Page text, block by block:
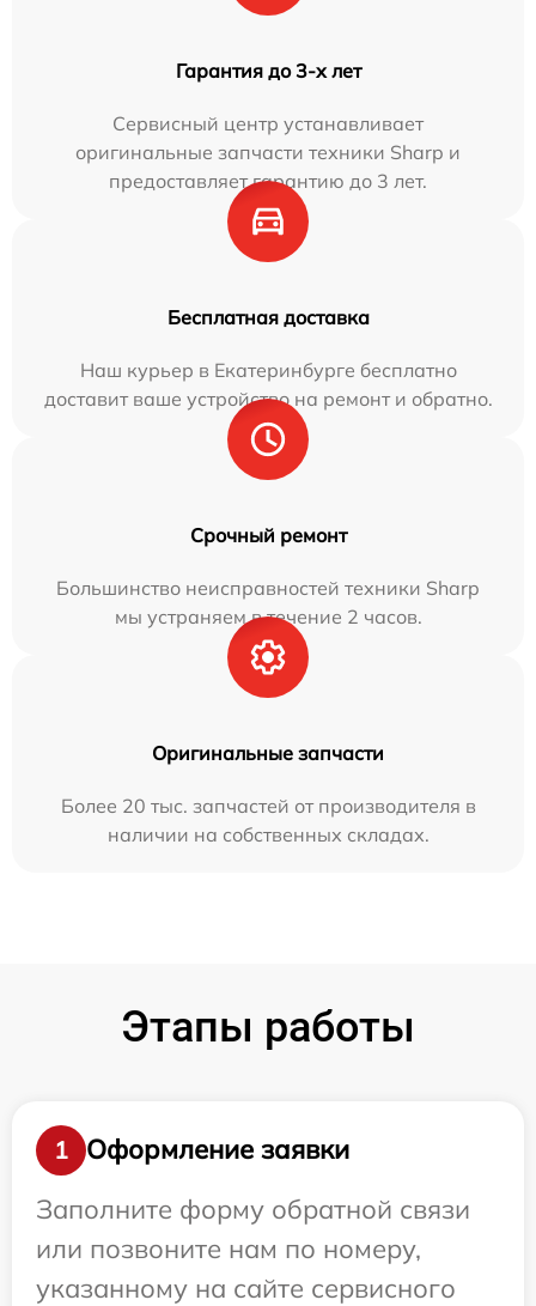
Гарантия до 3-х лет
Сервисный центр устанавливает
оригинальные запчасти техники Sharp и
предоставляет гарантию до 3 лет.
Бесплатная доставка
Наш курьер в Екатеринбурге бесплатно
доставит ваше устройство на ремонт и обратно.
Срочный ремонт
Большинство неисправностей техники Sharp
мы устраняем в течение 2 часов.
Оригинальные запчасти
Более 20 тыс. запчастей от производителя в
наличии на собственных складах.
Этапы работы
1
Оформление заявки
Заполните форму обратной связи
или позвоните нам по номеру,
указанному на сайте сервисного